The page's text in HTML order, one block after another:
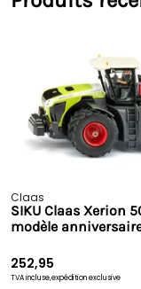
Claas
SIKU Claas Xerion
modèle
252,95
TVA incluse,expédition exclusive